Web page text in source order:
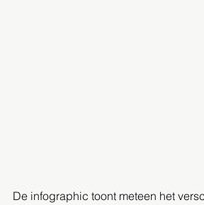
De infographic toont meteen het